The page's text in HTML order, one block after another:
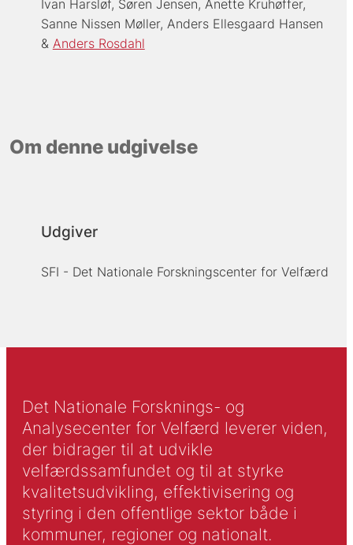
Ivan Harsløf Søren Jensen Anette Kruhøffer
Sanne Nissen Møller Anders Ellesgaard Hansen
Anders Rosdahl
Om denne udgivelse
Udgiver
SFI - Det Nationale Forskningscenter for Velfærd
Det Nationale Forsknings- og
Analysecenter for Velfærd leverer viden,
der bidrager til at udvikle
velfærdssamfundet og til at styrke
kvalitetsudvikling, effektivisering og
styring i den offentlige sektor både i
kommuner, regioner og nationalt.